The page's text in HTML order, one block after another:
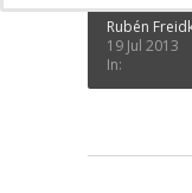
Rubén
19 Jul 2013
In: